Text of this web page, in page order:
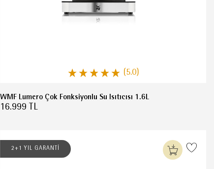
(5.0)
WMF Lumero Çok Fonksiyonlu Su Isıtıcısı 1.6L
16.999 TL
2+1 YIL GARANTİ